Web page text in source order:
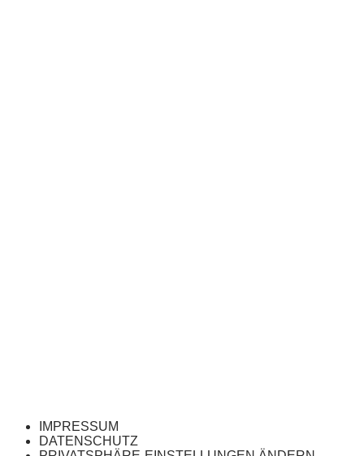
IMPRESSUM
DATENSCHUTZ